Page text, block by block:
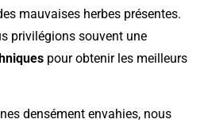
mauvaises herbes présentes.
privilégions souvent une
pour obtenir les meilleurs
densément envahies, nous